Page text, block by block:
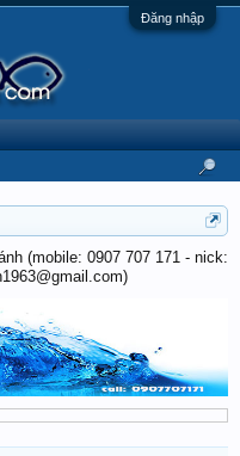
Đăng nhập
(mobile: 0907 707 171 - nick: